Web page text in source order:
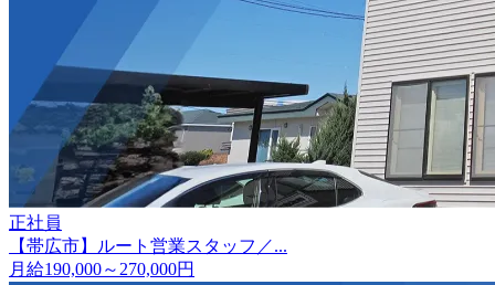
正社員
【帯広市】ルート営業スタッフ／...
月給190,000～270,000円